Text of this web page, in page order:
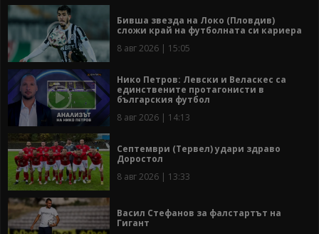
Бивша звезда на Локо (Пловдив)
сложи край на футболната си кариера
8 авг 2026 | 15:05
Нико Петров: Левски и Веласкес са
единствените протагонисти в
българския футбол
8 авг 2026 | 14:13
Септември (Тервел) удари здраво
Доростол
8 авг 2026 | 13:33
Васил Стефанов за фалстартът на
Гигант